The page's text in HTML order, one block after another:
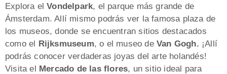
Explora elVondelpark, el parque más grande de
Ámsterdam. Allí mismo podrás ver la famosa plaza de
los museos, donde se encuentran sitios destacados
como el Rijksmuseum, o el museo deVan Gogh. ¡Allí
podrás conocer verdaderas joyas del arte holandés!
Visita el Mercado de las flores, un sitio ideal para